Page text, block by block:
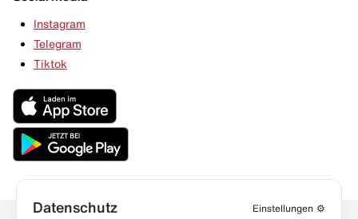
Instagram
Telegram
Tiktok
Datenschutz Einstellungen ⚙️